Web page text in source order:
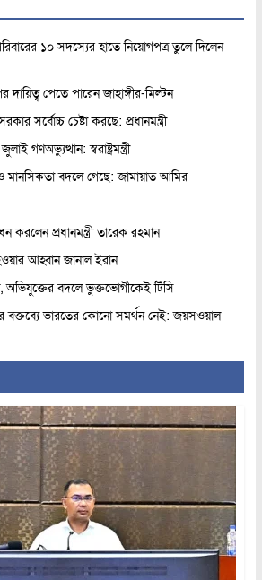
১০ সদস্যের হাতে নিয়োগপত্র তুলে দিলেন
পেতে পারেন জাহাঙ্গীর-মিল্টন
সর্বোচ্চ চেষ্টা করছে: প্রধানমন্ত্রী
গণঅভ্যুত্থান: স্বরাষ্ট্রমন্ত্রী
বদলে গেছে: জামায়াত আমির
করলেন প্রধানমন্ত্রী তারেক রহমান
আহ্বান জানাল ইরান
অভিযুক্তের বদলে ভুক্তভোগীকেই টিসি
বক্তব্যে ভারতের কোনো সমর্থন নেই: জয়সওয়াল